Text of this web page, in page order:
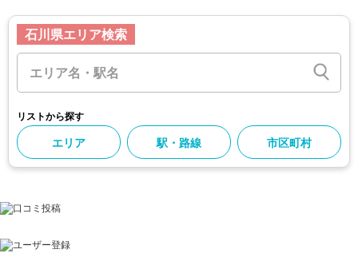
石川県エリア検索
リストから探す
エリア 駅・路線 市区町村